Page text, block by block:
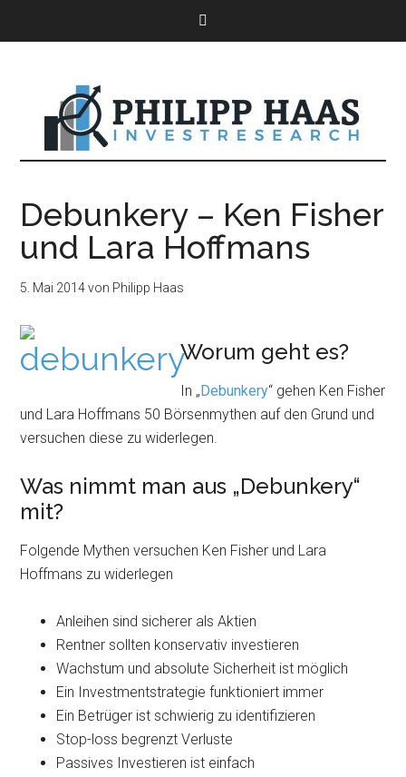
Debunkery – Ken Fisher
und Lara Hoffmans
5. Mai 2014von Philipp Haas
Worum geht es?
In „Debunkery“ gehen Ken Fisher
und Lara Hoffmans 50 Börsenmythen auf den Grund und
versuchen diese zu widerlegen.
Was nimmt man aus „Debunkery“
mit?
Folgende Mythen versuchen Ken Fisher und Lara
Hoffmans zu widerlegen
Anleihen sind sicherer als Aktien
Rentner sollten konservativ investieren
Wachstum und absolute Sicherheit ist möglich
Ein Investmentstrategie funktioniert immer
Ein Betrüger ist schwierig zu identifizieren
Stop-loss begrenzt Verluste
Passives Investieren ist einfach